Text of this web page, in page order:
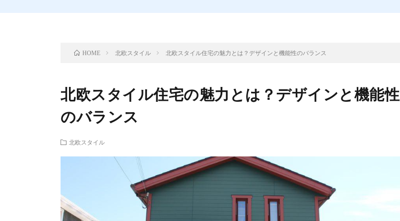
HOME 北欧スタイル 北欧スタイル住宅の魅力とは？デザインと機能性のバランス
北欧スタイル住宅の魅力とは？デザインと機能性
のバランス
北欧スタイル